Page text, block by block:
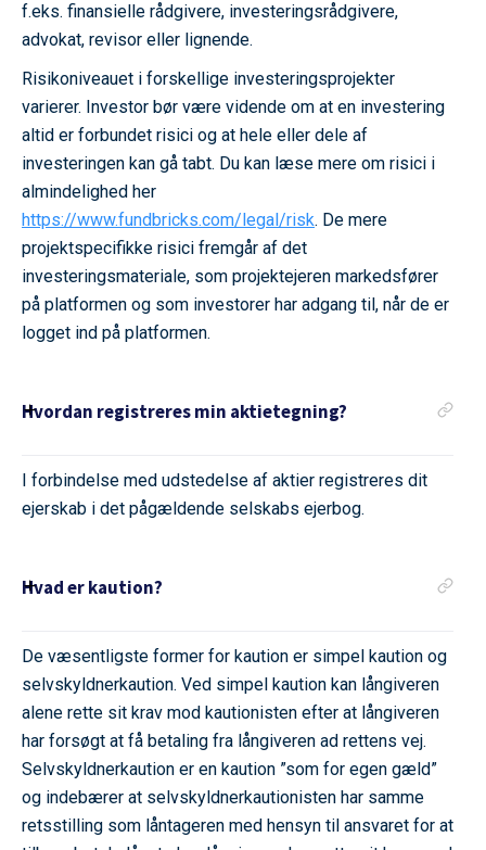
f.eks. finansielle rådgivere, investeringsrådgivere,
advokat, revisor eller lignende.
Risikoniveauet i forskellige investeringsprojekter
varierer. Investor bør være vidende om at en investering
altid er forbundet risici og at hele eller dele af
investeringen kan gå tabt. Du kan læse mere om risici i
almindelighed her
https://www.fundbricks.com/legal/risk. De mere
projektspecifikke risici fremgår af det
investeringsmateriale, som projektejeren markedsfører
på platformen og som investorer har adgang til, når de er
logget ind på platformen.
Hvordan registreres min aktietegning?
I forbindelse med udstedelse af aktier registreres dit
ejerskab i det pågældende selskabs ejerbog.
Hvad er kaution?
De væsentligste former for kaution er simpel kaution og
selvskyldnerkaution. Ved simpel kaution kan långiveren
alene rette sit krav mod kautionisten efter at långiveren
har forsøgt at få betaling fra långiveren ad rettens vej.
Selvskyldnerkaution er en kaution ”som for egen gæld”
og indebærer at selvskyldnerkautionisten har samme
retsstilling som låntageren med hensyn til ansvaret for at